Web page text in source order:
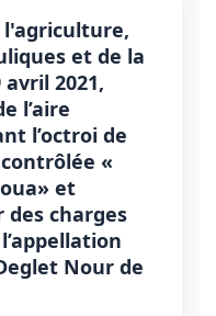
et de la
2021,
l’aire
l’octroi de
«
et
charges
Nour de